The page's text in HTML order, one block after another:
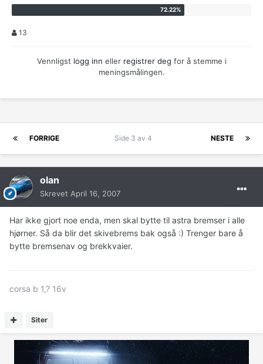
13
Vennligst logg inn eller registrer deg for å stemme i
meningsmålingen.
FORRIGE NESTE
Side 3 av 4
olan
Skrevet April 16, 2007
Har ikke gjort noe enda, men skal bytte til astra bremser i alle
hjørner. Så da blir det skivebrems bak også :) Trenger bare å
bytte bremsenav og brekkvaier.
Siter
corsa b 1,? 16v